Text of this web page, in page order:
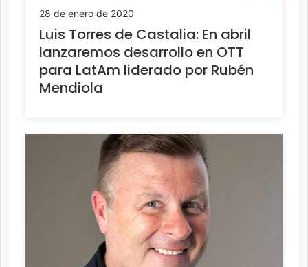
28 de enero de 2020
Luis Torres de Castalia: En abril
lanzaremos desarrollo en OTT
para LatAm liderado por Rubén
Mendiola